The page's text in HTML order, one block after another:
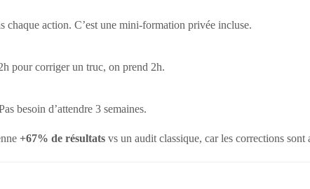
action. C’est une mini-formation privée incluse.
pour corriger un truc, on prend 2h.
besoin d’attendre 3 semaines.
+67% de résultats vs un audit classique, car les corrections